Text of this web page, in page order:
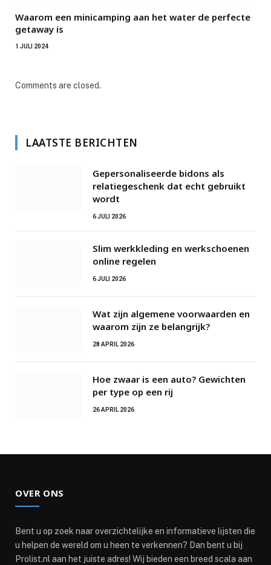
Waarom een minicamping aan het water de perfecte
getaway is
1 JULI 2024
Comments are closed.
LAATSTE BERICHTEN
Gepersonaliseerde bidons als
relatiegeschenk dat echt gebruikt
wordt
6 JULI 2026
Slim werkkleding en werkschoenen
online regelen
6 JULI 2026
Wat zijn algemene voorwaarden en
waarom zijn ze belangrijk?
28 APRIL 2026
Hoe zwaar is een auto? Gewichten
per type op een rij
26 APRIL 2026
OVER ONS
Bent u op zoek naar overzichtelijke en informatieve lijsten die
u helpen de wereld om u heen te verkennen? Dan bent u bij
Prolist.nl aan het juiste adres! Wij bieden een breed scala aan